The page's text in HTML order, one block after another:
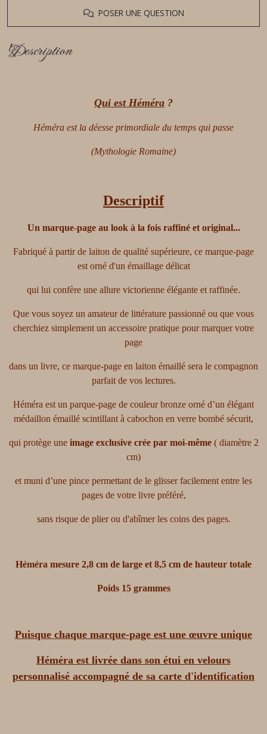
POSER UNE QUESTION
Description
Qui est Héméra ?
Héméra est la déesse primordiale du temps qui passe
(Mythologie Romaine)
Descriptif
Un marque-page au look à la fois raffinéet original...
Fabriqué à partir de laiton de qualité supérieure, ce marque-page
est orné d'un émaillage délicat
qui lui confère une allure victorienne élégante et raffinée.
Que vous soyez un amateur de littérature passionné ou que vous
cherchiez simplement un accessoire pratique pour marquer votre
page
dans un livre, ce marque-page en laiton émaillé sera le compagnon
parfait de vos lectures.
Héméra est un parque-page de couleur bronze orné d’un élégant
médaillon émaillé scintillant à cabochon en verre bombé sécurit,
qui protège une image exclusive crée par moi-même ( diamètre 2
cm)
et muni d’une pince permettant de le glisser facilement entre les
pages de votre livre préféré,
sans risque de plier ou d'abîmer les coins des pages.
Héméra mesure 2,8 cm de large et 8,5 cm de hauteur totale
Poids 15grammes
Puisque chaque marque-page est une œuvre unique
Héméra est livrée dans son étui en velours
personnalisé accompagné de sa carte d'identification